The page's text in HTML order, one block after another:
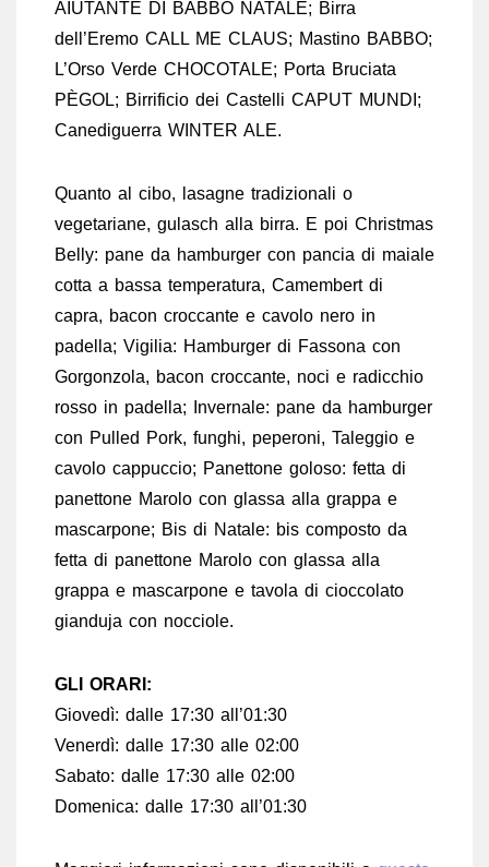
AIUTANTE DI BABBO NATALE; Birra
dell’Eremo CALL ME CLAUS; Mastino BABBO;
L’Orso Verde CHOCOTALE; Porta Bruciata
PÈGOL; Birrificio dei Castelli CAPUT MUNDI;
Canediguerra WINTER ALE.
Quanto al cibo, lasagne tradizionali o
vegetariane, gulasch alla birra. E poi Christmas
Belly: pane da hamburger con pancia di maiale
cotta a bassa temperatura, Camembert di
capra, bacon croccante e cavolo nero in
padella; Vigilia: Hamburger di Fassona con
Gorgonzola, bacon croccante, noci e radicchio
rosso in padella; Invernale: pane da hamburger
con Pulled Pork, funghi, peperoni, Taleggio e
cavolo cappuccio; Panettone goloso: fetta di
panettone Marolo con glassa alla grappa e
mascarpone; Bis di Natale: bis composto da
fetta di panettone Marolo con glassa alla
grappa e mascarpone e tavola di cioccolato
gianduja con nocciole.
GLI ORARI:
Giovedì: dalle 17:30 all’01:30
Venerdì: dalle 17:30 alle 02:00
Sabato: dalle 17:30 alle 02:00
Domenica: dalle 17:30 all’01:30